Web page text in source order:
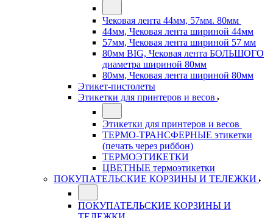
Чековая лента 44мм, 57мм. 80мм
44мм, Чековая лента шириной 44мм
57мм, Чековая лента шириной 57 мм
80мм BIG, Чековая лента БОЛЬШОГО
диаметра шириной 80мм
80мм, Чековая лента шириной 80мм
Этикет-пистолеты
Этикетки для принтеров и весов
Этикетки для принтеров и весов
ТЕРМО-ТРАНСФЕРНЫЕ этикетки
(печать через риббон)
ТЕРМОЭТИКЕТКИ
ЦВЕТНЫЕ термоэтикетки
ПОКУПАТЕЛЬСКИЕ КОРЗИНЫ И ТЕЛЕЖКИ
ПОКУПАТЕЛЬСКИЕ КОРЗИНЫ И